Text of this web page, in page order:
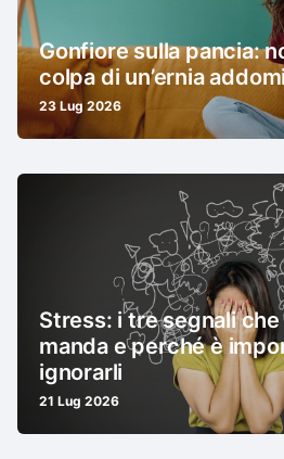
Gonfiore sulla pancia:
colpa di un’ernia
23 Lug 2026
Stress: i tre segnali
manda e perché è
ignorarli
21 Lug 2026